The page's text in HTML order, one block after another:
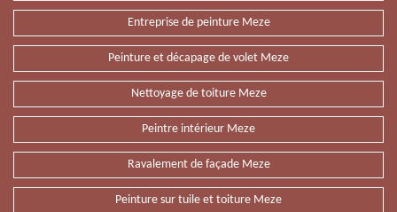
Entreprise de peinture Meze
Peinture et décapage de volet Meze
Nettoyage de toiture Meze
Peintre intérieur Meze
Ravalement de façade Meze
Peinture sur tuile et toiture Meze